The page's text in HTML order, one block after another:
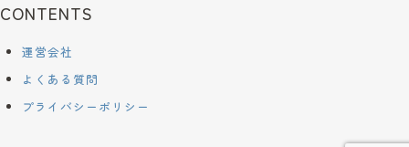
CONTENTS
運営会社
よくある質問
プライバシーポリシー